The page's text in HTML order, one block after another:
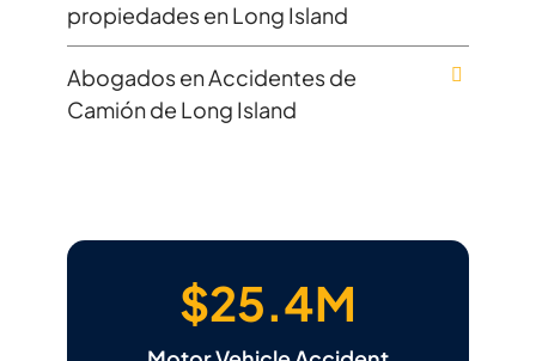
propiedades en Long Island
Abogados en Accidentes de
Camión de Long Island
$25.4M